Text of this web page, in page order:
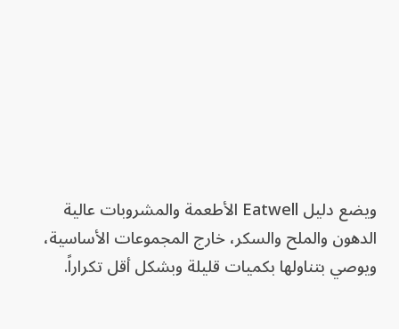
ويضع دليل Eatwell الأطعمة والمشروبات عالية
الدهون والملح والسكر، خارج المجموعات الأساسية،
ويوصي بتناولها بكميات قليلة وبشكل أقل تكراراً.